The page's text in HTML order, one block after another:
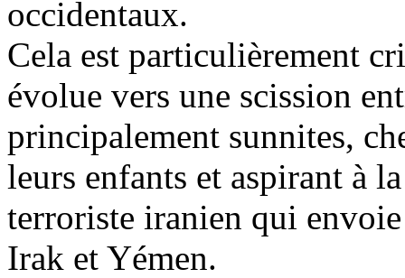
occidentaux.
Cela est particulièrement
évolue vers une scission
principalement sunnites,
leurs enfants et aspirant à
terroriste iranien qui
Irak et Yémen.